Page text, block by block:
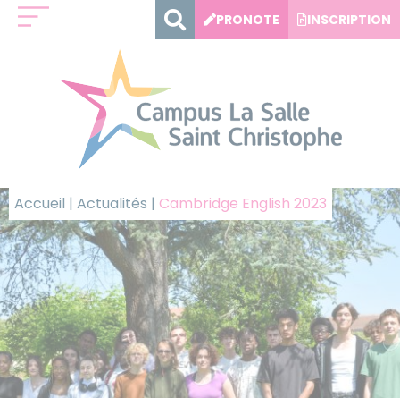
PRONOTE INSCRIPTION
Accueil | Actualités | Cambridge English 2023
Panneau de gestion des cookies